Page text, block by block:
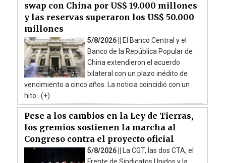
swap con China por US$ 19.000 millones
y las reservas superaron los US$ 50.000
millones
5/8/2026 ||
El Banco Central y el
Banco de la República Popular de
China extendieron el acuerdo
bilateral con un plazo inédito de
vencimiento a cinco años. La noticia coincidió con un
hito...(+)
Pese a los cambios en la Ley de Tierras,
los gremios sostienen la marcha al
Congreso contra el proyecto oficial
5/8/2026 ||
La CGT, las dos CTA, el